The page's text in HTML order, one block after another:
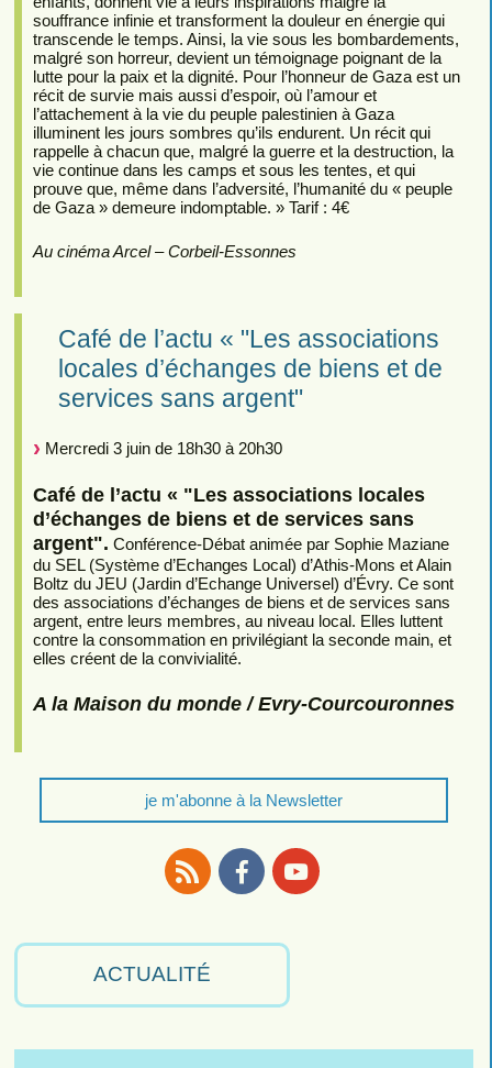
souffrance infinie et transforment la douleur en énergie qui
transcende le temps. Ainsi, la vie sous les bombardements,
malgré son horreur, devient un témoignage poignant de la
lutte pour la paix et la dignité. Pour l’honneur de Gaza est un
récit de survie mais aussi d’espoir, où l’amour et
l’attachement à la vie du peuple palestinien à Gaza
illuminent les jours sombres qu’ils endurent. Un récit qui
rappelle à chacun que, malgré la guerre et la destruction, la
vie continue dans les camps et sous les tentes, et qui
prouve que, même dans l’adversité, l’humanité du « peuple
de Gaza » demeure indomptable. » Tarif : 4€
Au cinéma Arcel – Corbeil-Essonnes
Café de l’actu « "Les associations
locales d’échanges de biens et de
services sans argent"
Mercredi 3 juin de 18h30 à 20h30
Café de l’actu « "Les associations locales
d’échanges de biens et de services sans
argent". Conférence-Débat animée par Sophie Maziane
du SEL (Système d’Echanges Local) d’Athis-Mons et Alain
Boltz du JEU (Jardin d’Echange Universel) d’Évry. Ce sont
des associations d’échanges de biens et de services sans
argent, entre leurs membres, au niveau local. Elles luttent
contre la consommation en privilégiant la seconde main, et
elles créent de la convivialité.
A la Maison du monde / Evry-Courcouronnes
je m'abonne à la Newsletter
ACTUALITÉ